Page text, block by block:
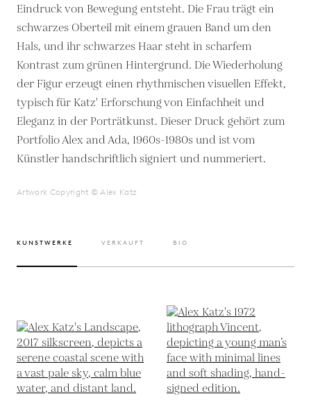
Eindruck von Bewegung entsteht. Die Frau trägt ein
schwarzes Oberteil mit einem grauen Band um den
Hals, und ihr schwarzes Haar steht in scharfem
Kontrast zum grünen Hintergrund. Die Wiederholung
der Figur erzeugt einen rhythmischen visuellen Effekt,
typisch für Katz' Erforschung von Einfachheit und
Eleganz in der Porträtkunst. Dieser Druck gehört zum
Portfolio Alex and Ada, 1960s-1980s und ist vom
Künstler handschriftlich signiert und nummeriert.
Artwork Copyright © Alex Katz
KUNSTWERKE VERKAUFT BIO